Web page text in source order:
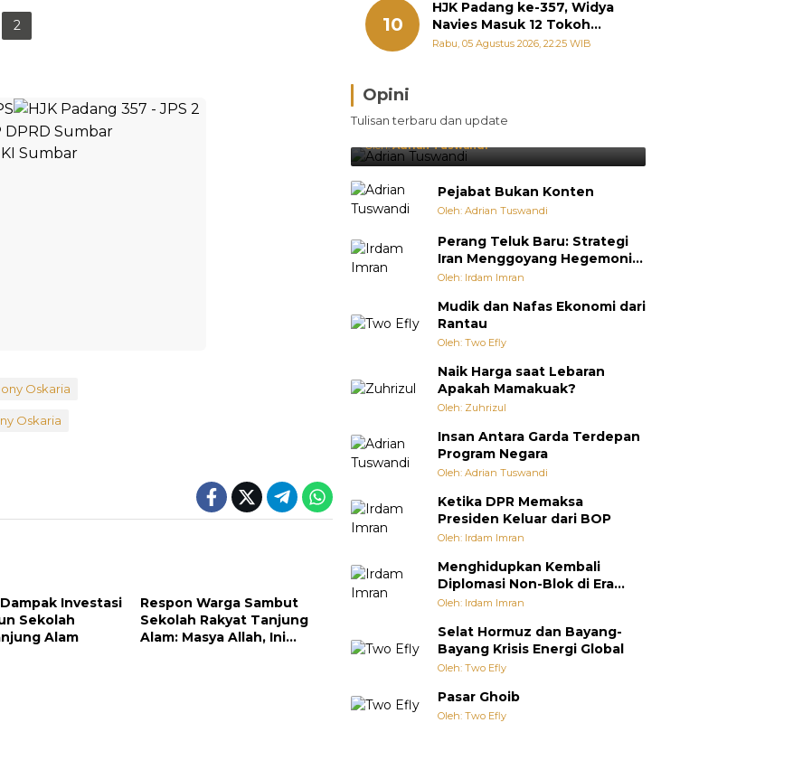
2
Oskaria
Oskaria
Investasi
Sekolah
Alam
Respon Warga Sambut
Sekolah Rakyat Tanjung
Alam: Masya Allah, Ini
Kementerian
10
HJK Padang ke-357, Widya
Navies Masuk 12 Tokoh
Masyarakat Penerima
Rabu, 05 Agustus 2026, 22:25 WIB
Opini
Tulisan terbaru dan update
Brasil Lebih Diunggulkan, tetapi
Jepang Selalu Punya Cara Membuat
Kejutan
Oleh:Adrian Tuswandi
Pejabat Bukan Konten
Oleh: Adrian Tuswandi
Perang Teluk Baru: Strategi
Iran Menggoyang Hegemoni
AS dari Dalam
Oleh: Irdam Imran
Mudik dan Nafas Ekonomi dari
Rantau
Oleh: Two Efly
Naik Harga saat Lebaran
Apakah Mamakuak?
Oleh: Zuhrizul
Insan Antara Garda Terdepan
Program Negara
Oleh: Adrian Tuswandi
Ketika DPR Memaksa
Presiden Keluar dari BOP
Oleh: Irdam Imran
Menghidupkan Kembali
Diplomasi Non-Blok di Era
Multipolar
Oleh: Irdam Imran
Selat Hormuz dan Bayang-
Bayang Krisis Energi Global
Oleh: Two Efly
Pasar Ghoib
Oleh: Two Efly